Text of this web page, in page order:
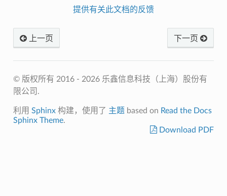
提供有关此文档的反馈
上一页 下一页
© 版权所有 2016 - 2026 乐鑫信息科技（上海）股份有
限公司.
利用 Sphinx构建，使用了 主题 based on Read the Docs
Sphinx Theme.
Download PDF